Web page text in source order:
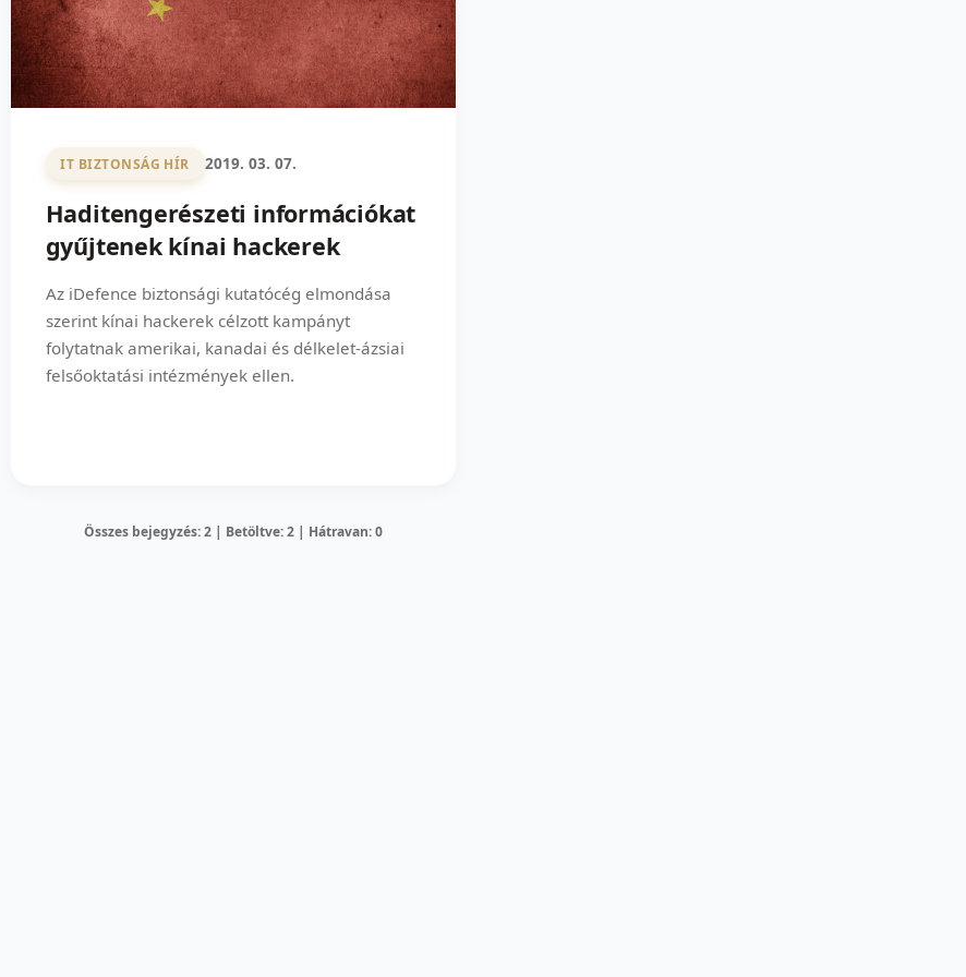
IT BIZTONSÁG HÍR 2019. 03. 07.
Haditengerészeti információkat
gyűjtenek kínai hackerek
Az iDefence biztonsági kutatócég elmondása
szerint kínai hackerek célzott kampányt
folytatnak amerikai, kanadai és délkelet-ázsiai
felsőoktatási intézmények ellen.
Összes bejegyzés: 2 | Betöltve: 2 | Hátravan: 0